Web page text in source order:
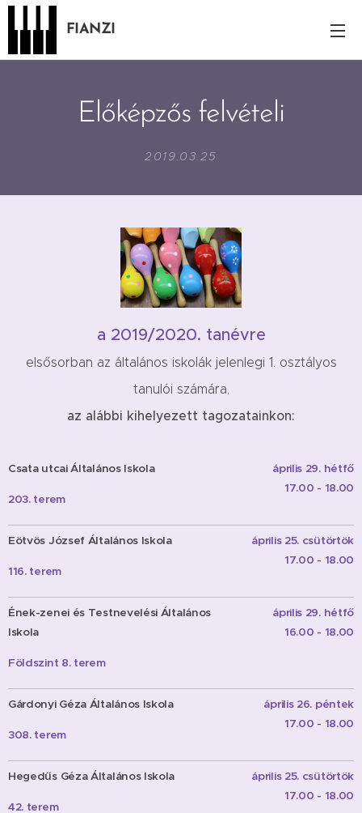
FIANZI
Előképzős felvételi
2019.03.25
a 2019/2020. tanévre
elsősorban az általános iskolák jelenlegi 1. osztályos
tanulói számára,
az alábbi kihelyezett tagozatainkon:
Csata utcai Általános Iskola
203. terem
április 29. hétfő
17.00 - 18.00
Eötvös József Általános Iskola
116. terem
április 25. csütörtök
17.00 - 18.00
Ének-zenei és Testnevelési Általános
Iskola
Földszint 8. terem
április 29. hétfő
16.00 - 18.00
Gárdonyi Géza Általános Iskola
308. terem
április 26. péntek
17.00 - 18.00
Hegedűs Géza Általános Iskola
42. terem
április 25. csütörtök
17.00 - 18.00